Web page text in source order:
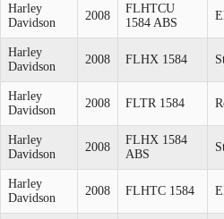
Harley
Davidson
2008
FLHTCU
1584 ABS
Harley
Davidson
2008 FLHX 1584
Harley
Davidson
2008 FLTR 1584
Harley
Davidson
2008
FLHX 1584
ABS
Harley
Davidson
2008 FLHTC 1584